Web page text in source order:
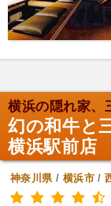
横浜の隠れ家、
幻の和牛と
横浜駅前店
神奈川県/ 横浜市/